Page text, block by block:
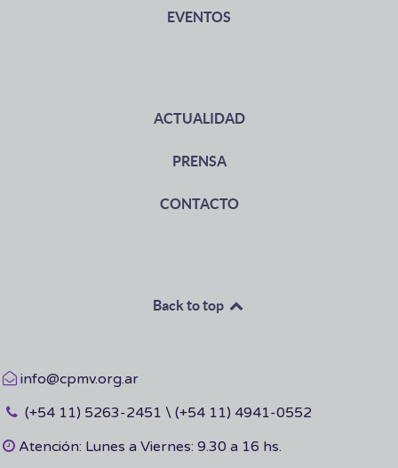
EVENTOS
ACTUALIDAD
PRENSA
CONTACTO
Back to top
info@cpmv.org.ar
(+54 11) 5263-2451 \ (+54 11) 4941-0552
Atención: Lunes a Viernes: 9.30 a 16 hs.